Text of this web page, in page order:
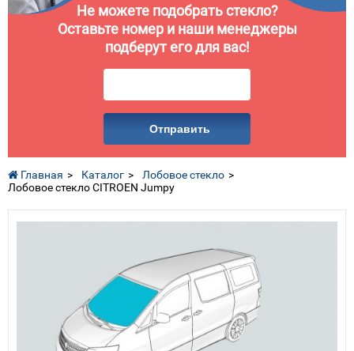
Не можете подобрать стекло?
Оставьте номер и наши менеджеры
подберут его для вас!
Отправить
Главная Каталог
Лобовое стекло
Лобовое стекло CITROEN Jumpy